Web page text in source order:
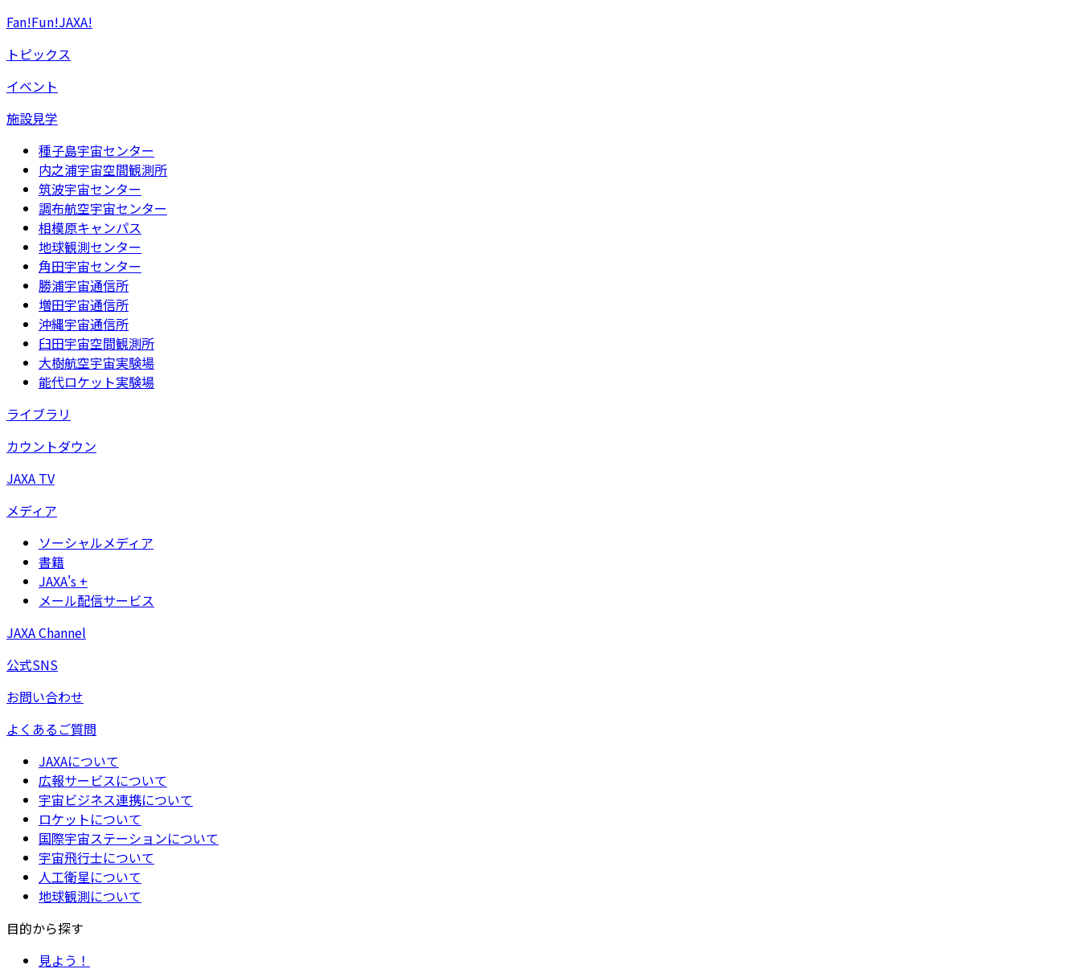
Fan!Fun!JAXA!
トピックス
イベント
施設見学
種子島宇宙センター
内之浦宇宙空間観測所
筑波宇宙センター
調布航空宇宙センター
相模原キャンパス
地球観測センター
角田宇宙センター
勝浦宇宙通信所
増田宇宙通信所
沖縄宇宙通信所
臼田宇宙空間観測所
大樹航空宇宙実験場
能代ロケット実験場
ライブラリ
カウントダウン
JAXA TV
メディア
ソーシャルメディア
書籍
JAXA's +
メール配信サービス
JAXA Channel
公式SNS
お問い合わせ
よくあるご質問
JAXAについて
広報サービスについて
宇宙ビジネス連携について
ロケットについて
国際宇宙ステーションについて
宇宙飛行士について
人工衛星について
地球観測について
目的から探す
見よう！